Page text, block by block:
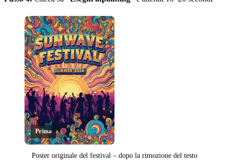
Prima
Poster originale del festival – dopo la rimozione del testo